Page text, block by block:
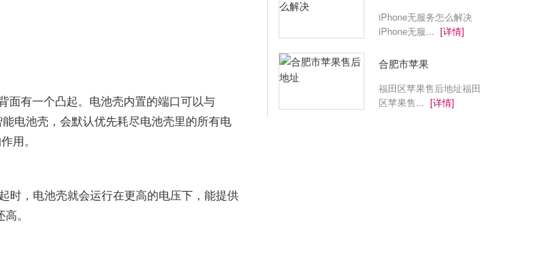
有一个凸起。电池壳内置的端口可以与
电池壳，会默认优先耗尽电池壳里的所有电
用。
，电池壳就会运行在更高的电压下，能提供
。
iPhone无服务怎么解决
iPhone无服... [详情]
合肥市苹果
福田区苹果售后地址福田
区苹果售... [详情]